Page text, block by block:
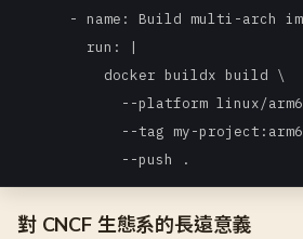
- name: Build multi-arch
        run: |
          docker buildx build \
--platform linux/
--tag my-
            --push .
對 CNCF 生態系的長遠意義